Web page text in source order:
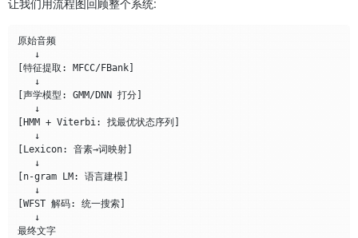
让我们用流程图回顾整个系统:
原始音频
   ↓
[特征提取: MFCC/FBank]
   ↓
[声学模型: GMM/DNN 打分]
   ↓
[HMM + Viterbi: 找最优状态序列]
   ↓
[Lexicon: 音素→词映射]
   ↓
[n-gram LM: 语言建模]
   ↓
[WFST 解码: 统一搜索]
   ↓
最终文字